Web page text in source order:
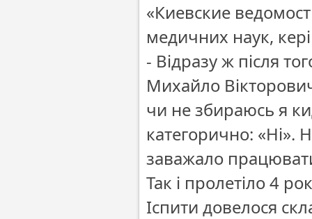
«Киевские
медичних наук,
- Відразу ж після
Михайло
чи не збираюсь я
категорично: «Ні».
заважало
Так і пролетіло 4
Іспити довелося